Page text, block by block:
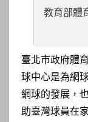
教育部體
臺北市政府體
球中心是為網
網球的發展，
助臺灣球員在